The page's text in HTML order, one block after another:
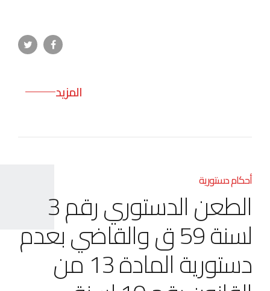
المزيد
أحكام دستورية
الطعن الدستوري رقم 3
لسنة 59 ق والقاضي بعدم
دستورية المادة 13 من